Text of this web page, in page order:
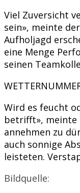
Viel Zuversicht
sein», meinte
Aufholjagd
eine Menge
seinen
Wird es feucht
betrifft», meinte
annehmen zu
auch sonnige
leisteten.
Bildquelle: